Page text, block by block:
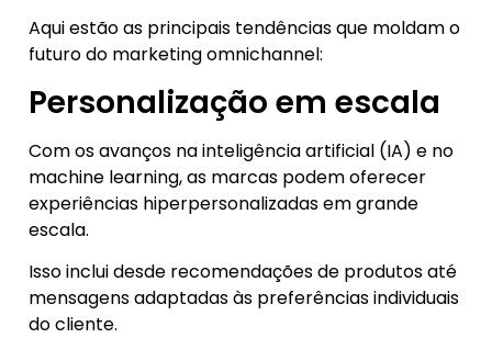
Aqui estão as principais tendências que moldam o
futuro do marketing omnichannel:
Personalização em escala
Com os avanços na inteligência artificial (IA) e no
machine learning, as marcas podem oferecer
experiências hiperpersonalizadas em grande
escala.
Isso inclui desde recomendações de produtos até
mensagens adaptadas às preferências individuais
do cliente.